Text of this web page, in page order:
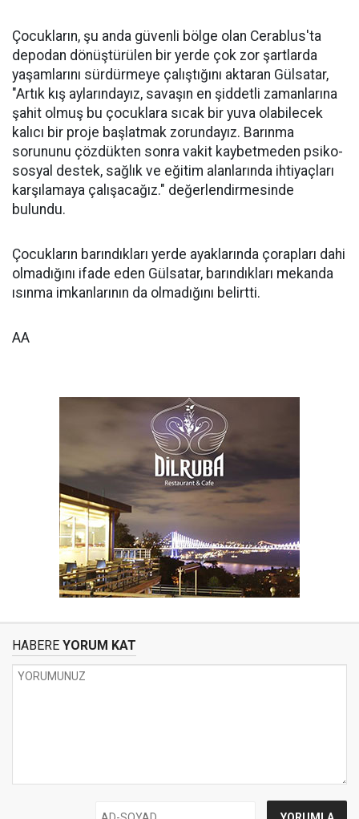
Çocukların, şu anda güvenli bölge olan Cerablus'ta
depodan dönüştürülen bir yerde çok zor şartlarda
yaşamlarını sürdürmeye çalıştığını aktaran Gülsatar,
"Artık kış aylarındayız, savaşın en şiddetli zamanlarına
şahit olmuş bu çocuklara sıcak bir yuva olabilecek
kalıcı bir proje başlatmak zorundayız. Barınma
sorununu çözdükten sonra vakit kaybetmeden psiko-
sosyal destek, sağlık ve eğitim alanlarında ihtiyaçları
karşılamaya çalışacağız." değerlendirmesinde
bulundu.
Çocukların barındıkları yerde ayaklarında çorapları dahi
olmadığını ifade eden Gülsatar, barındıkları mekanda
ısınma imkanlarının da olmadığını belirtti.
AA
HABERE YORUM KAT